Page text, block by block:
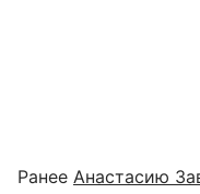
Ранее Анастасию